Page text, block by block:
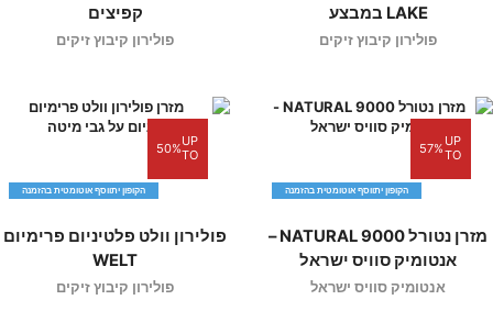
LAKE במבצע
פולירון קיבוץ זיקים
קפיצים
פולירון קיבוץ זיקים
UP
TO
57%
הקופון יתווסף אוטומטית בהזמנה
מזרן נטורל 9000 NATURAL –
אנטומיק סוויס ישראל
אנטומיק סוויס ישראל
UP
TO
50%
הקופון יתווסף אוטומטית בהזמנה
פולירון וולט פלטיניום פרימיום
WELT
פולירון קיבוץ זיקים